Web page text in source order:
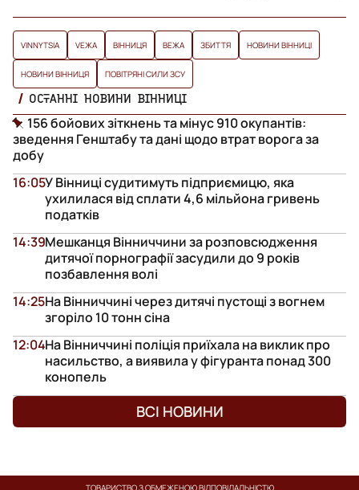
VINNYTSIA VЕЖА ВІННИЦЯ ВЕЖА ЗБИТТЯ НОВИНИ ВІННИЦІ
НОВИНИ ВІННИЦЯ ПОВІТРЯНІ СИЛИ ЗСУ
ОСТАННІ НОВИНИ ВІННИЦІ
156 бойових зіткнень та мінус 910 окупантів:
зведення Генштабу та дані щодо втрат ворога за
добу
У Вінниці судитимуть підприємицю, яка
ухилилася від сплати 4,6 мільйона гривень
податків
16:05
Мешканця Вінниччини за розповсюдження
дитячої порнографії засудили до 9 років
позбавлення волі
14:39
На Вінниччині через дитячі пустощі з вогнем
згоріло 10 тонн сіна
14:25
На Вінниччині поліція приїхала на виклик про
насильство, а виявила у фігуранта понад 300
конопель
12:04
ВСІ НОВИНИ
ТОВАРИСТВО З ОБМЕЖЕНОЮ ВІДПОВІДАЛЬНІСТЮ